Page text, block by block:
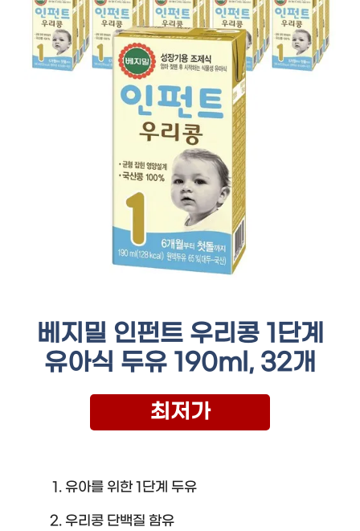
베지밀 인펀트 우리콩 1단계
유아식 두유 190ml, 32개
최저가
유아를 위한 1단계 두유
우리콩 단백질 함유